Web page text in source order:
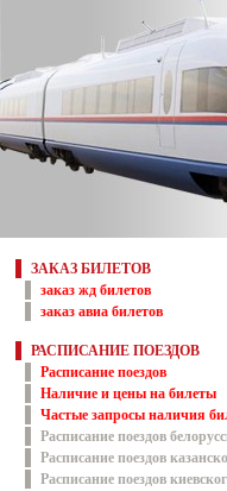
ЗАКАЗ БИЛЕТОВ
заказ жд билетов
заказ авиа билетов
РАСПИСАНИЕ ПОЕЗДОВ
Расписание поездов
Наличие и цены на билеты
Частые запросы наличия
Расписание поездов
Расписание поездов
Расписание поездов